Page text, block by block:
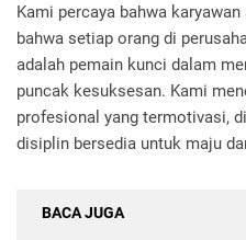
Kami percaya bahwa
bahwa setiap orang di
adalah pemain kunci dalam
puncak kesuksesan. Kami
profesional yang termotivasi,
disiplin bersedia untuk maju
BACA JUGA